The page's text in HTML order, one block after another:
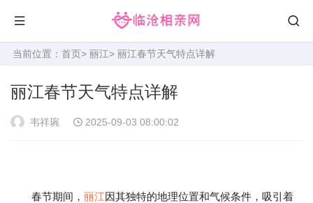
当前位置： 首页> 丽江> 丽江春节天气特点详解
丽江春节天气特点详解
韦祥琬 2025-09-03 08:00:02
春节期间， 丽江因其独特的地理位置和气候条件，吸引着